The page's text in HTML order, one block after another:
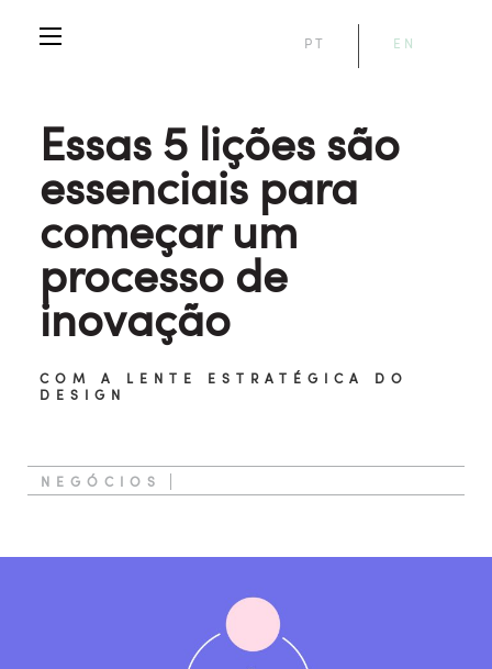
PT EN
Essas 5 lições são
essenciais para
começar um
processo de
inovação
COM A LENTE ESTRATÉGICA DO
DESIGN
NEGÓCIOS